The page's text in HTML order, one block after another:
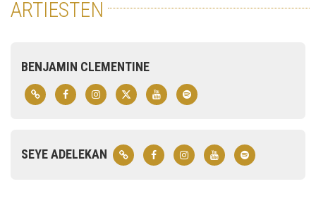
ARTIESTEN
BENJAMIN CLEMENTINE
SEYE ADELEKAN